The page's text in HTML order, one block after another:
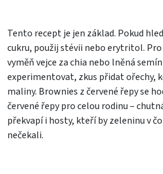
Tento recept je jen základ. Pokud
cukru, použij stévii nebo erytritol.
vyměň vejce za chia nebo lněná
experimentovat, zkus přidat ořechy,
maliny. Brownies z červené řepy se
červené řepy pro celou rodinu –
překvapí i hosty, kteří by zeleninu v
nečekali.